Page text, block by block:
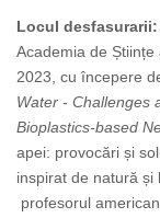
Locul desfasurarii:
Academia de
2023, cu începere
Water - Challenges
Bioplastics-based
apei: provocări și
inspirat de natură și
profesorul